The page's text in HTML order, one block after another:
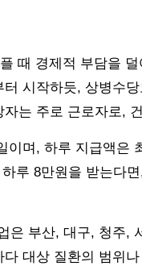
때 경제적 부담을
터 시작하듯, 상병수
는 주로 근로자로,
이며, 하루 지급액은
루 8만원을 받는다
은 부산, 대구, 청주,
대상 질환의 범위